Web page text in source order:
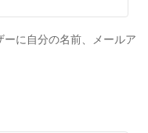
に自分の名前、メールア